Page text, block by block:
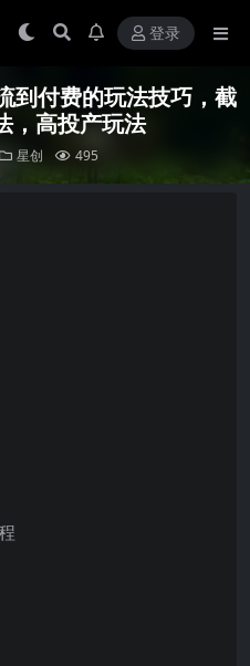
登录
到付费的玩法技巧，截
，高投产玩法
星创 495